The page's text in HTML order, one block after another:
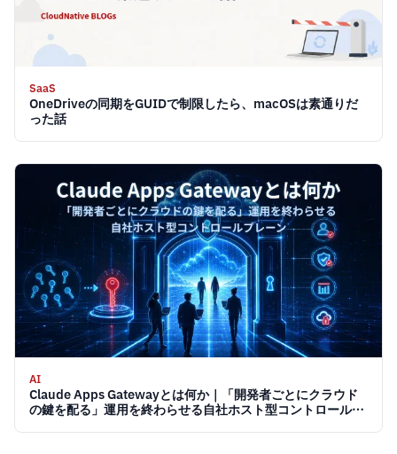
SaaS
OneDriveの同期をGUIDで制限したら、macOSは素通りだ
った話
AI
Claude Apps Gatewayとは何か｜「開発者ごとにクラウド
の鍵を配る」運用を終わらせる自社ホスト型コントロールプ